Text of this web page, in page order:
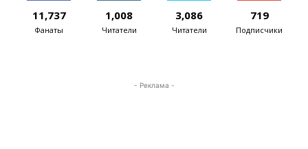
11,737
Фанаты
1,008
Читатели
3,086
Читатели
719
Подписчики
- Реклама -